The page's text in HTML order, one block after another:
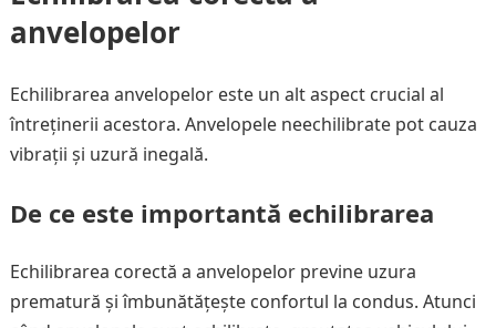
anvelopelor
Echilibrarea anvelopelor este un alt aspect crucial al
întreținerii acestora. Anvelopele neechilibrate pot cauza
vibrații și uzură inegală.
De ce este importantă echilibrarea
Echilibrarea corectă a anvelopelor previne uzura
prematură și îmbunătățește confortul la condus. Atunci